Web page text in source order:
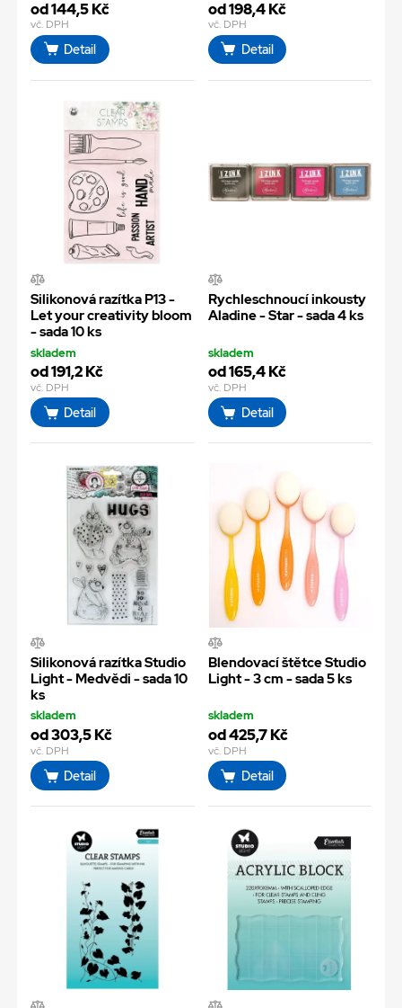
od 144,5 Kč
vč. DPH
Detail
od 198,4 Kč
vč. DPH
Detail
Silikonová razítka P13 -
Let your creativity bloom
- sada 10 ks
skladem
od 191,2 Kč
vč. DPH
Detail
Rychleschnoucí inkousty
Aladine - Star - sada 4 ks
skladem
od 165,4 Kč
vč. DPH
Detail
Silikonová razítka Studio
Light - Medvědi - sada 10
ks
skladem
od 303,5 Kč
vč. DPH
Detail
Blendovací štětce Studio
Light - 3 cm - sada 5 ks
skladem
od 425,7 Kč
vč. DPH
Detail